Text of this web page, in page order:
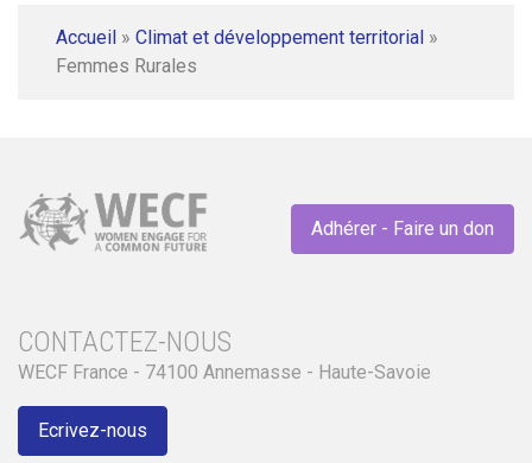
Accueil » Climat et développement territorial »
Femmes Rurales
Adhérer - Faire un don
CONTACTEZ-NOUS
WECF France - 74100 Annemasse - Haute-Savoie
Ecrivez-nous